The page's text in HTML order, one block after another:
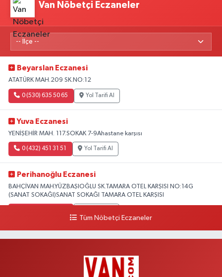
Van Nöbetçi Eczaneler
Beyarslan Eczanesi
ATATÜRK MAH.209 SK.NO:12
0 (530) 635 50 65 Yol Tarifi Al
Yuva Eczanesi
YENİŞEHİR MAH. 117.SOKAK 7-9Ahastane karşısı
0 (432) 451 31 51 Yol Tarifi Al
Perihanoğlu Eczanesi
BAHÇİVAN MAH.YÜZBAŞIOĞLU SK.TAMARA OTEL KARŞISI NO:14G
(SANAT SOKAĞI)SANAT SOKAĞI TAMARA OTEL KARŞISI
Yol Tarifi Al
Tüm Nöbetçi Eczaneler